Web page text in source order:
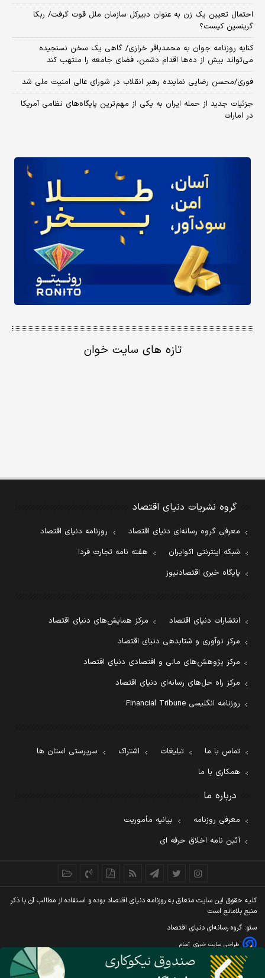
احتمال تعیین یک زن به عنوان دبیرکل سازمان ملل قوت گرفت/ ربکا
گرینسپن کیست؟
کنایه روزنامه جوان به محمدباقر خرازی/ گاهی یک سخن نسنجیده
می‌تواند بیش از ده‌ها اقدام دشمن، فضای جامعه را ملتهب کند
فوری/محسن رضایی نماینده رهبر انقلاب در شورای عالی امنیت ملی شد
جزئیات جدید از حمله ایران به یکی از مهم‌ترین پایگاه‌های نظامی آمریکا
در امارات
تازه های سایت خوان
گروه نشریات دنیای اقتصاد
معرفی گروه رسانه‌ای دنیای اقتصاد
روزنامه دنیای اقتصاد
شبکه اینترنتی اکوایران
هفته نامه تجارت فردا
پایگاه خبری اقتصادنیوز
انتشارات دنیای اقتصاد
مرکز همایش‌های دنیای اقتصاد
مرکز نوآوری و شتابدهی دنیای اقتصاد
مرکز پژوهش‌های مالی و اقتصادی دنیای اقتصاد
مرکز راه حل‌های رسانه‌ای دنیای اقتصاد
روزنامه انگلیسی Financial Tribune
تماس با ما تبلیغات اشتراک
سرپرستی استان ها
همکاری با ما
درباره ما
معرفی روزنامه
بیانیه مأموریت
آئین نامه اخلاق حرفه ای
کليه حقوق اين سايت متعلق به روزنامه دنيای اقتصاد بوده و استفاده از مطالب آن با ذکر
منبع بلامانع است
سئو: گروه رسانه‌ای دنیای اقتصاد
طراحی سایت خبری آسام